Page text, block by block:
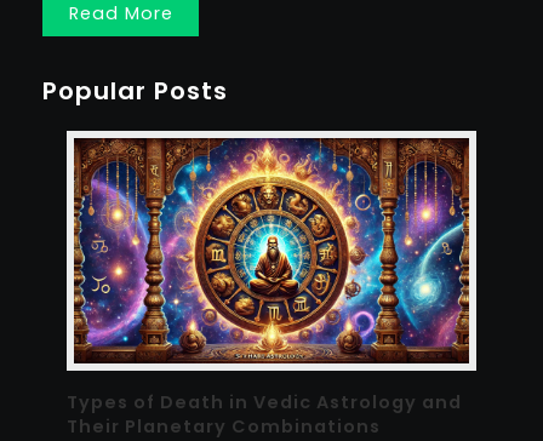
Read More
Popular Posts
Types of Death in Vedic Astrology and
Their Planetary Combinations